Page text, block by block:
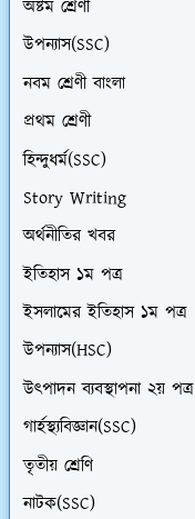
অষ্টম শ্রেণী
উপন্যাস(SSC)
নবম শ্রেণী বাংলা
প্রথম শ্রেণী
হিন্দুধর্ম(SSC)
Story Writing
অর্থনীতির খবর
ইতিহাস ১ম পত্র
ইসলামের ইতিহাস ১ম পত্র
উপন্যাস(HSC)
উৎপাদন ব্যবস্থাপনা ২য় পত্র
গার্হস্থ্যবিজ্ঞান(SSC)
তৃতীয় শ্রেণি
নাটক(SSC)